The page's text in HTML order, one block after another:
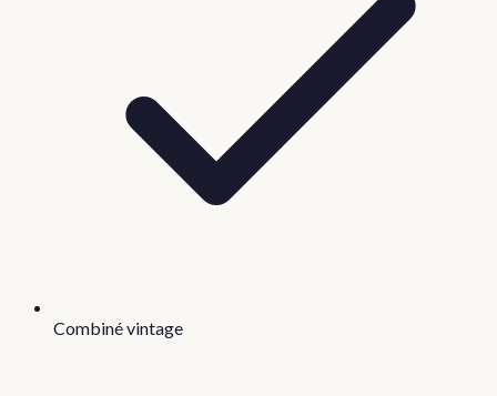
Combiné vintage